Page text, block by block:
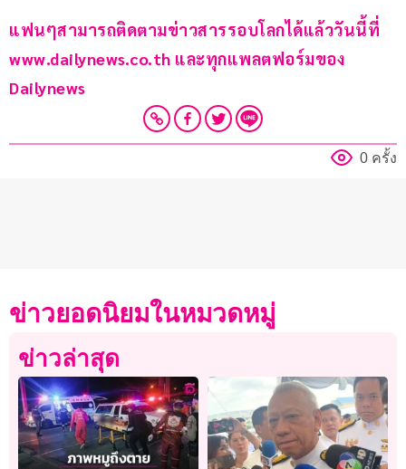
แฟนๆสามารถติดตามข่าวสารรอบโลกได้แล้ววันนี้ที่
www.dailynews.co.th และทุกแพลตฟอร์มของ
Dailynews
0 ครั้ง
ข่าวยอดนิยมในหมวดหมู่
ข่าวล่าสุด